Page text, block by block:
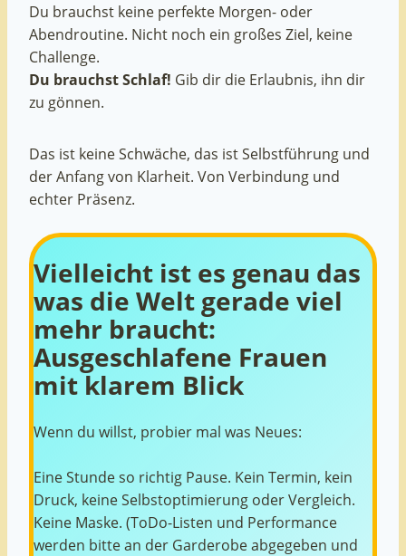
Du brauchst keine perfekte Morgen- oder
Abendroutine. Nicht noch ein großes Ziel, keine
Challenge.
Du brauchst Schlaf! Gib dir die Erlaubnis, ihn dir
zu gönnen.
Das ist keine Schwäche, das ist Selbstführung und
der Anfang von Klarheit. Von Verbindung und
echter Präsenz.
Vielleicht ist es genau das
was die Welt gerade viel
mehr braucht:
Ausgeschlafene Frauen
mit klarem Blick
Wenn du willst, probier mal was Neues:
Eine Stunde so richtig Pause. Kein Termin, kein
Druck, keine Selbstoptimierung oder Vergleich.
Keine Maske. (ToDo-Listen und Performance
werden bitte an der Garderobe abgegeben und